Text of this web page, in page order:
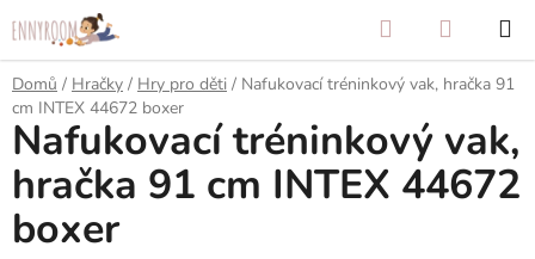
na
obsah
Hledat
KOŠÍK
Domů / Hračky / Hry pro děti / Nafukovací tréninkový vak, hračka 91
cm INTEX 44672 boxer
Nafukovací tréninkový vak,
hračka 91 cm INTEX 44672
boxer